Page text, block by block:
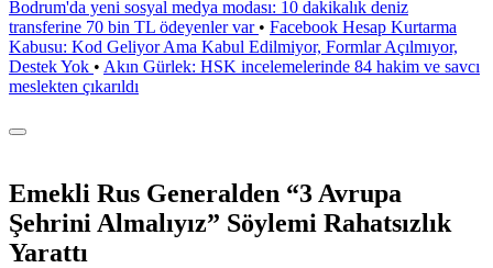
Bodrum'da yeni sosyal medya modası: 10 dakikalık deniz
transferine 70 bin TL ödeyenler var • Facebook Hesap Kurtarma
Kabusu: Kod Geliyor Ama Kabul Edilmiyor, Formlar Açılmıyor,
Destek Yok • Akın Gürlek: HSK incelemelerinde 84 hakim ve savcı
meslekten çıkarıldı
Emekli Rus Generalden “3 Avrupa
Şehrini Almalıyız” Söylemi Rahatsızlık
Yarattı